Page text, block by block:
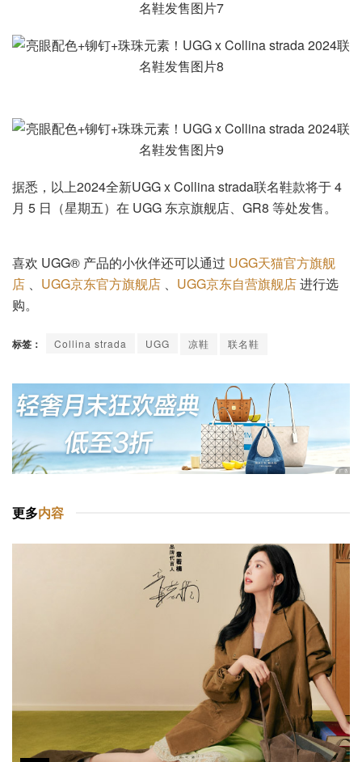
据悉，以上2024全新UGG x Collina strada联名鞋款将于 4
月 5 日（星期五）在 UGG 东京旗舰店、GR8 等处发售。
喜欢 UGG® 产品的小伙伴还可以通过 UGG天猫官方旗舰
店 、 UGG京东官方旗舰店 、 UGG京东自营旗舰店进行选
购。
标签： Collina strada UGG 凉鞋 联名鞋
更多内容